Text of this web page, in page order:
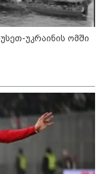
უკრაინის ომში